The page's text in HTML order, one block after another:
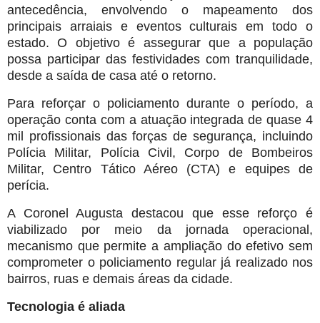
antecedência, envolvendo o mapeamento dos
principais arraiais e eventos culturais em todo o
estado. O objetivo é assegurar que a população
possa participar das festividades com tranquilidade,
desde a saída de casa até o retorno.
Para reforçar o policiamento durante o período, a
operação conta com a atuação integrada de quase 4
mil profissionais das forças de segurança, incluindo
Polícia Militar, Polícia Civil, Corpo de Bombeiros
Militar, Centro Tático Aéreo (CTA) e equipes de
perícia.
A Coronel Augusta destacou que esse reforço é
viabilizado por meio da jornada operacional,
mecanismo que permite a ampliação do efetivo sem
comprometer o policiamento regular já realizado nos
bairros, ruas e demais áreas da cidade.
Tecnologia é aliada